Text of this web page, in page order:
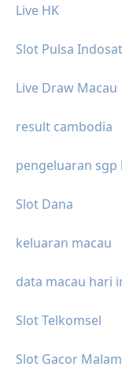
Live HK
Slot Pulsa Indosat
Live Draw Macau
result cambodia
pengeluaran sgp
Slot Dana
keluaran macau
data macau hari
Slot Telkomsel
Slot Gacor